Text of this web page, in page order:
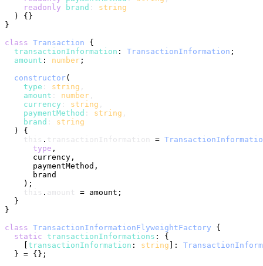
readonly
brand : string
) {}
}
class Transaction {
transactionInformation : TransactionInformation ;
amount : number ;
constructor(
type : string
amount : number
currency : string
paymentMethod : string
brand : string
) {
this . transactionInformation =
type ,
      currency,
      paymentMethod,
      brand
    );
this . amount
= amount;
  }
}
class TransactionInformationFlyweightFactory {
static transactionInformations : {
transactionInformation : string ]:
  } = {};